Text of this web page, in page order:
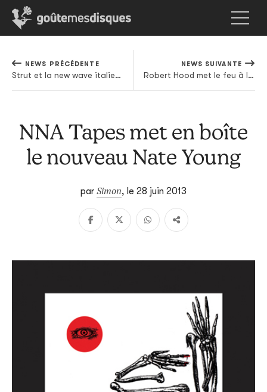
NEWS PRÉCÉDENTE
Strut et la new wave italienne, une affaire qui roule
NEWS SUIVANTE
Robert Hood met le feu à la Boiler Room
NNA Tapes met en boîte
le nouveau Nate Young
par Simon, le 28 juin 2013